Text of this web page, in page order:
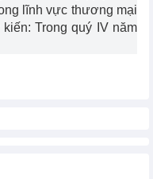
lĩnh vực thương mại
Trong quý IV năm